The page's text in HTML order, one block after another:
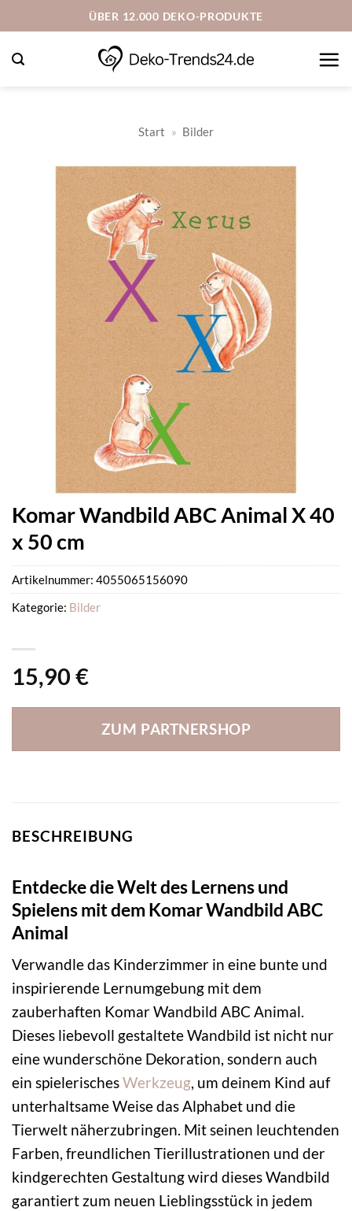
Inhalt
springen
ÜBER 12.000 DEKO-PRODUKTE
Start » Bilder
Komar Wandbild ABC Animal X 40
x 50 cm
15,90 €
ZUM PARTNERSHOP
Artikelnummer: 4055065156090
Kategorie: Bilder
BESCHREIBUNG
Entdecke die Welt des Lernens und
Spielens mit dem Komar Wandbild ABC
Animal
Verwandle das Kinderzimmer in eine bunte und
inspirierende Lernumgebung mit dem
zauberhaften Komar Wandbild ABC Animal.
Dieses liebevoll gestaltete Wandbild ist nicht nur
eine wunderschöne Dekoration, sondern auch
ein spielerischesWerkzeug, um deinem Kind auf
unterhaltsame Weise das Alphabet und die
Tierwelt näherzubringen. Mit seinen leuchtenden
Farben, freundlichen Tierillustrationen und der
kindgerechten Gestaltung wird dieses Wandbild
garantiert zum neuen Lieblingsstück in jedem